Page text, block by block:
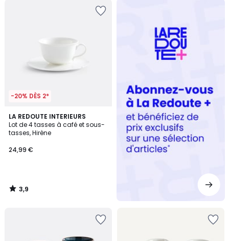
-20% DÈS 2*
LA REDOUTE INTERIEURS
Lot de 4 tasses à café et sous-
tasses, Hirène
24,99 €
3,9
/ 5
3,9
/